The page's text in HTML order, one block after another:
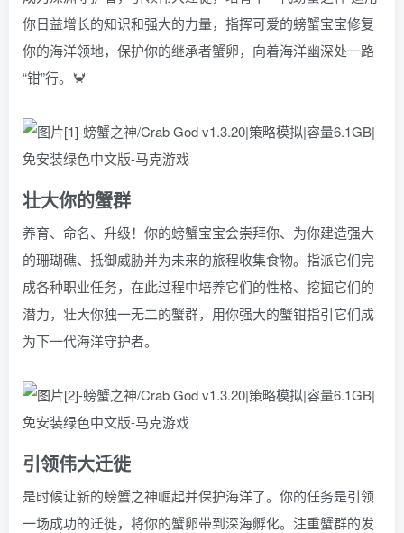
你日益增长的知识和强大的力量，指挥可爱的螃蟹宝宝修复
你的海洋领地，保护你的继承者蟹卵，向着海洋幽深处一路
“钳”行。🦀
壮大你的蟹群
养育、命名、升级！你的螃蟹宝宝会崇拜你、为你建造强大
的珊瑚礁、抵御威胁并为未来的旅程收集食物。指派它们完
成各种职业任务，在此过程中培养它们的性格、挖掘它们的
潜力，壮大你独一无二的蟹群，用你强大的蟹钳指引它们成
为下一代海洋守护者。
引领伟大迁徙
是时候让新的螃蟹之神崛起并保护海洋了。你的任务是引领
一场成功的迁徙，将你的蟹卵带到深海孵化。注重蟹群的发